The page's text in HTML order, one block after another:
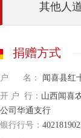
其他人
捐赠方式
户 名：
闻喜县红
开 户 行： 山西闻喜
公司华通支行
银行行号：